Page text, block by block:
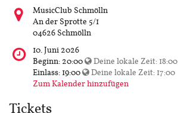
Wo
findet
diese
statt?
MusicClub Schmölln
An der Sprotte 5/1
04626 Schmölln
Wann
findet
diese
Veranstaltung
10. Juni 2026
Beginn: 20:00 Deine lokale Zeit: 18:00
Einlass: 19:00 Deine lokale Zeit: 17:00
Zum Kalender hinzufügen
Tickets